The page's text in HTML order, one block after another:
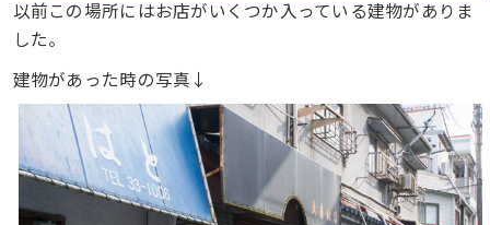
以前この場所にはお店がいくつか入っている建物がありま
した。
建物があった時の写真↓